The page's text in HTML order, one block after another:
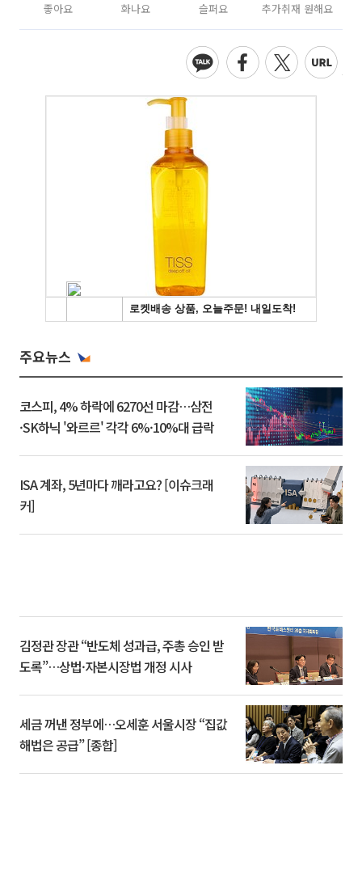
좋아요 화나요 슬퍼요 추가취재 원해요
주요뉴스
코스피, 4% 하락에 6270선 마감…삼전
·SK하닉 '와르르' 각각 6%·10%대 급락
ISA 계좌, 5년마다 깨라고요? [이슈크래
커]
김정관 장관 “반도체 성과급, 주총 승인 받
도록”…상법·자본시장법 개정 시사
세금 꺼낸 정부에…오세훈 서울시장 “집값
해법은 공급” [종합]